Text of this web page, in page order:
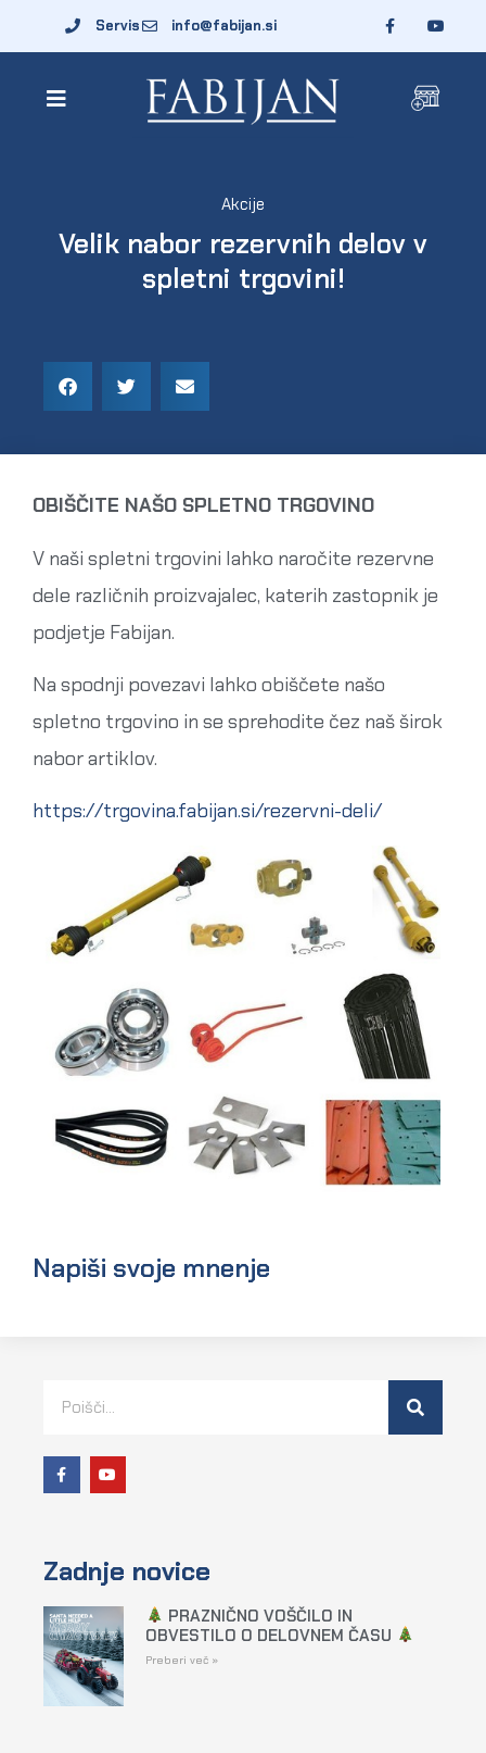
Servis info@fabijan.si
Akcije
Velik nabor rezervnih delov v
spletni trgovini!
OBIŠČITE NAŠO SPLETNO TRGOVINO
V naši spletni trgovini lahko naročite rezervne
dele različnih proizvajalec, katerih zastopnik je
podjetje Fabijan.
Na spodnji povezavi lahko obiščete našo
spletno trgovino in se sprehodite čez naš širok
nabor artiklov.
https://trgovina.fabijan.si/rezervni-deli/
Napiši svoje mnenje
Zadnje novice
PRAZNIČNO VOŠČILO IN
OBVESTILO O DELOVNEM ČASU
Preberi več »